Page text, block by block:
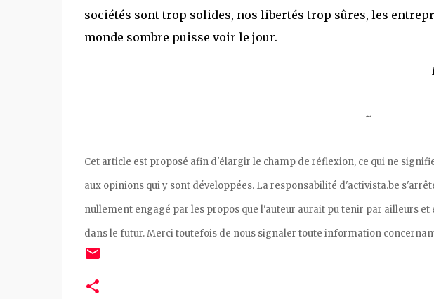
sociétés sont trop solides, nos libertés trop sûres, les
monde sombre puisse voir le jour.
~
Cet article est proposé afin d'élargir le champ de réflexion, ce qui ne
aux opinions qui y sont développées. La responsabilité d'activista.be
nullement engagé par les propos que l'auteur aurait pu tenir par ailleurs
dans le futur. Merci toutefois de nous signaler toute information